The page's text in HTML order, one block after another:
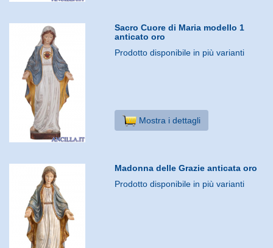
Sacro Cuore di Maria modello 1
anticato oro
Prodotto disponibile in più varianti
Mostra i dettagli
Madonna delle Grazie anticata oro
Prodotto disponibile in più varianti